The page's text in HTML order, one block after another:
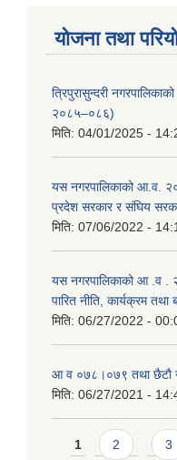
योजना तथा
त्रिपुरासुन्दरी
२०८५–०८६)
मिति: 04/01/2025 -
यस नगरपालिकाको आ.व.
प्रदेश सरकार र संघिय
मिति: 07/06/2022 -
यस नगरपालिकाको आ‍ .व .
पारित नीति, कार्यक्रम
मिति: 06/27/2022 -
आ‍ व ०७८।०७९ तथा छैटाै
मिति: 06/27/2021 -
Pages
1 2 3